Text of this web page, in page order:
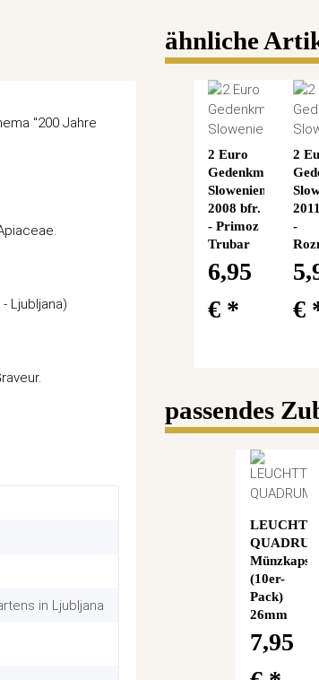
"200 Jahre
Ljubljana)
in Ljubljana
ähnliche
2 Euro
Gedenkmünze
Slowenien
2008 bfr.
- Primoz
Trubar
6,95
€ *
2
-
€
passendes
QUADRUM
(10er-
Pack)
26mm
7,95